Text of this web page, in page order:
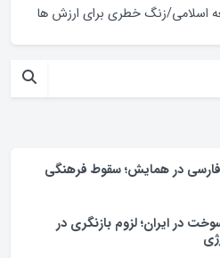
اسلامی/زنگ خطری برای ارزش ها
فارسی در همایش؛ سقوط فرهنگی
در ایران؛ لزوم بازنگری در